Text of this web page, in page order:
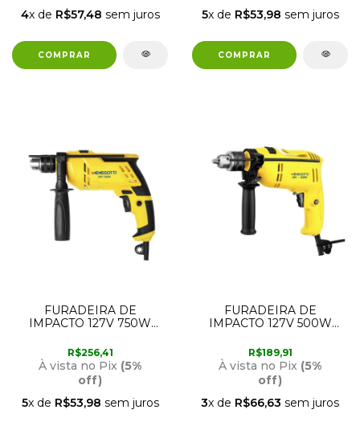
4x de R$57,48 sem juros
5x de R$53,98 sem juros
FURADEIRA DE
IMPACTO 127V 750W
R$256,41
À vista no Pix (5%
off)
5x de R$53,98 sem juros
FURADEIRA DE
IMPACTO 127V 500W
R$189,91
À vista no Pix (5%
off)
3x de R$66,63 sem juros